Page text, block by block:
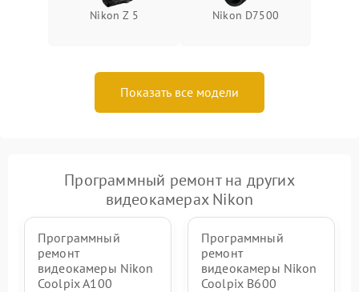
Nikon Z 5 Nikon D7500
Показать все модели
Программный ремонт на других
видеокамерах Nikon
Программный
ремонт
видеокамеры Nikon
Coolpix A100
Программный
ремонт
видеокамеры Nikon
Coolpix B600